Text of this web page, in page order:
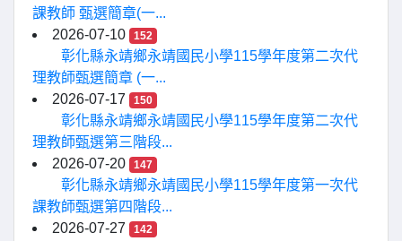
課教師 甄選簡章(一...
2026-07-10
152
彰化縣永靖鄉永靖國民小學115學年度第二次代
理教師甄選簡章 (一...
2026-07-17
150
彰化縣永靖鄉永靖國民小學115學年度第二次代
理教師甄選第三階段...
2026-07-20
147
彰化縣永靖鄉永靖國民小學115學年度第一次代
課教師甄選第四階段...
2026-07-27
142